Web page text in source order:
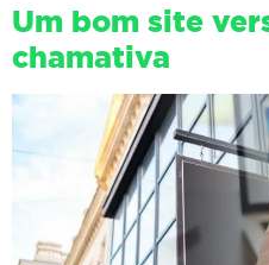
Um bom site
chamativa